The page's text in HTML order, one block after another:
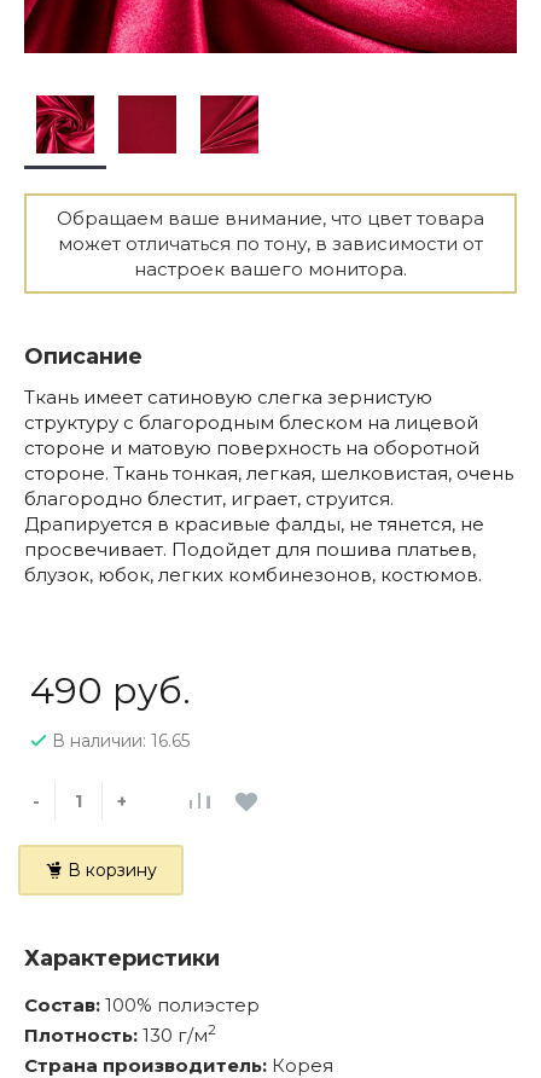
Обращаем ваше внимание, что цвет товара
может отличаться по тону, в зависимости от
настроек вашего монитора.
Описание
Ткань имеет сатиновую слегка зернистую
структуру с благородным блеском на лицевой
стороне и матовую поверхность на оборотной
стороне. Ткань тонкая, легкая, шелковистая, очень
благородно блестит, играет, струится.
Драпируется в красивые фалды, не тянется, не
просвечивает. Подойдет для пошива платьев,
блузок, юбок, легких комбинезонов, костюмов.
490 руб.
В наличии: 16.65
- +
В корзину
Характеристики
Состав: 100% полиэстер
Плотность: 130 г/м2
Страна производитель: Корея